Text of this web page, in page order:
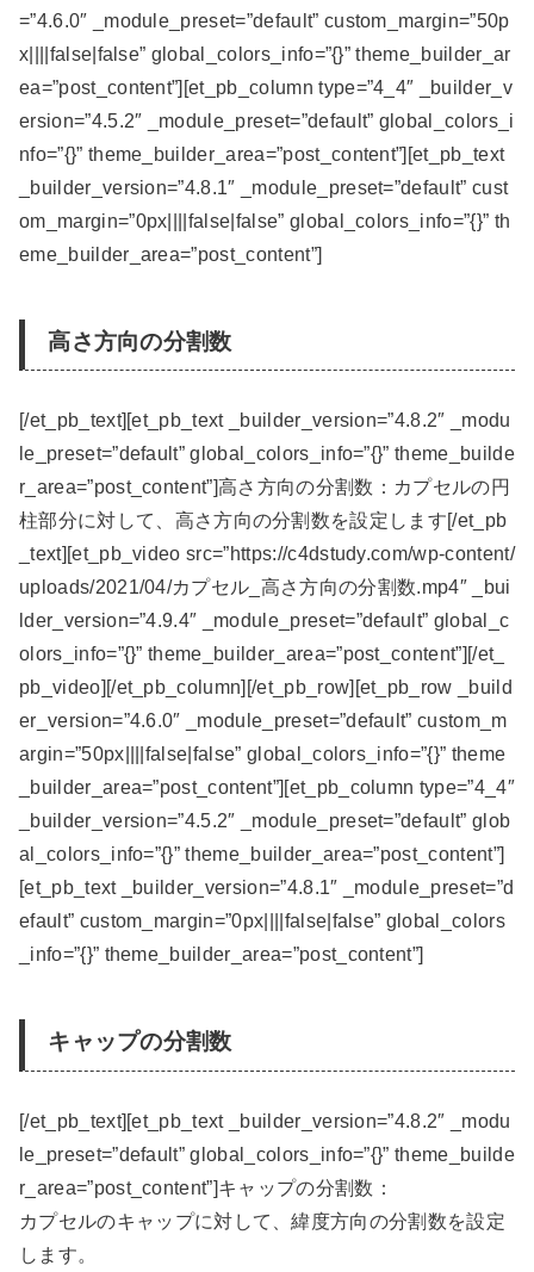
=”4.6.0″ _module_preset=”default” custom_margin=”50p
x||||false|false” global_colors_info=”{}” theme_builder_ar
ea=”post_content”][et_pb_column type=”4_4″ _builder_v
ersion=”4.5.2″ _module_preset=”default” global_colors_i
nfo=”{}” theme_builder_area=”post_content”][et_pb_text
_builder_version=”4.8.1″ _module_preset=”default” cust
om_margin=”0px||||false|false” global_colors_info=”{}” th
eme_builder_area=”post_content”]
高さ方向の分割数
[/et_pb_text][et_pb_text _builder_version=”4.8.2″ _modu
le_preset=”default” global_colors_info=”{}” theme_builde
r_area=”post_content”]高さ方向の分割数：カプセルの円
柱部分に対して、高さ方向の分割数を設定します[/et_pb
_text][et_pb_video src=”https://c4dstudy.com/wp-content/
uploads/2021/04/カプセル_高さ方向の分割数.mp4″ _bui
lder_version=”4.9.4″ _module_preset=”default” global_c
olors_info=”{}” theme_builder_area=”post_content”][/et_
pb_video][/et_pb_column][/et_pb_row][et_pb_row _build
er_version=”4.6.0″ _module_preset=”default” custom_m
argin=”50px||||false|false” global_colors_info=”{}” theme
_builder_area=”post_content”][et_pb_column type=”4_4″
_builder_version=”4.5.2″ _module_preset=”default” glob
al_colors_info=”{}” theme_builder_area=”post_content”]
[et_pb_text _builder_version=”4.8.1″ _module_preset=”d
efault” custom_margin=”0px||||false|false” global_colors
_info=”{}” theme_builder_area=”post_content”]
キャップの分割数
[/et_pb_text][et_pb_text _builder_version=”4.8.2″ _modu
le_preset=”default” global_colors_info=”{}” theme_builde
r_area=”post_content”]キャップの分割数：
カプセルのキャップに対して、緯度方向の分割数を設定
します。